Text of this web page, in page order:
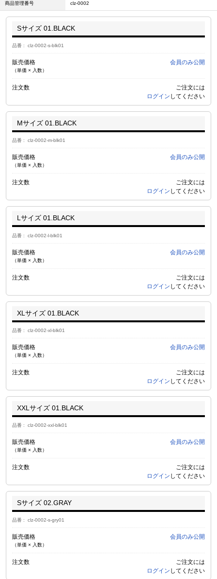
商品管理番号 clz-0002
Sサイズ 01.BLACK
品番 clz-0002-s-blk01
販売価格
（単価 × 入数）
会員のみ公開
注文数
ご注文には
ログイン してください
Mサイズ 01.BLACK
品番 clz-0002-m-blk01
販売価格
（単価 × 入数）
会員のみ公開
注文数
ご注文には
ログイン してください
Lサイズ 01.BLACK
品番 clz-0002-l-blk01
販売価格
（単価 × 入数）
会員のみ公開
注文数
ご注文には
ログイン してください
XLサイズ 01.BLACK
品番 clz-0002-xl-blk01
販売価格
（単価 × 入数）
会員のみ公開
注文数
ご注文には
ログイン してください
XXLサイズ 01.BLACK
品番 clz-0002-xxl-blk01
販売価格
（単価 × 入数）
会員のみ公開
注文数
ご注文には
ログイン してください
Sサイズ 02.GRAY
品番 clz-0002-s-gry01
販売価格
（単価 × 入数）
会員のみ公開
注文数
ご注文には
ログイン してください